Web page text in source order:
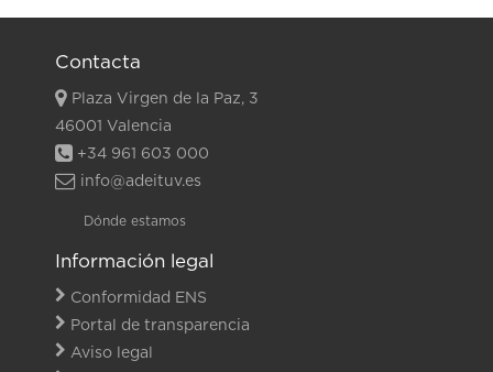
Contacta
Plaza Virgen de la Paz, 3
46001 Valencia
+34 961 603 000
info@adeituv.es
Dónde estamos
Información legal
Conformidad ENS
Portal de transparencia
Aviso legal